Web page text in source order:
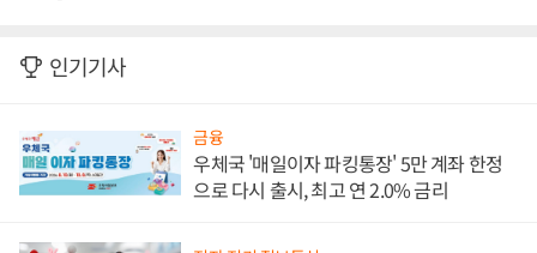
인기기사
금융
우체국 '매일이자 파킹통장' 5만 계좌 한정
으로 다시 출시, 최고 연 2.0% 금리